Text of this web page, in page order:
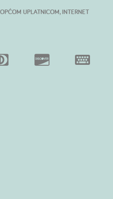
UPLATNICOM, INTERNET